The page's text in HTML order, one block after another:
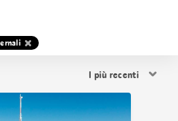
i
risultati